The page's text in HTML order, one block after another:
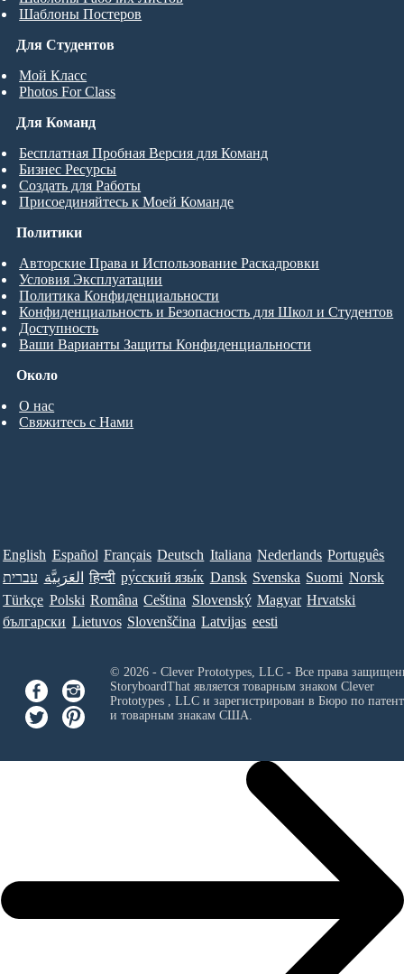
Для Студентов
Мой Класс
Photos For Class
Шаблоны Постеров
Для Команд
Бесплатная Пробная Версия для Команд
Бизнес Ресурсы
Создать для Работы
Присоединяйтесь к Моей Команде
Около
О нас
Свяжитесь с Нами
Политики
Авторские Права и Использование Раскадровки
Условия Эксплуатации
Политика Конфиденциальности
Конфиденциальность и Безопасность для Школ и Студентов
Доступность
Ваши Варианты Защиты Конфиденциальности
English Español Français Deutsch Italiana Nederlands Português
עברית العَرَبِيَّة हिन्दी ру́сский язы́к Dansk Svenska Suomi Norsk
Türkçe Polski Româna Ceština Slovenský Magyar Hrvatski
български Lietuvos Slovenščina Latvijas eesti
© 2026 - Clever Prototypes, LLC - Все права
StoryboardThat является товарным знаком Clever
Prototypes , LLCи зарегистрирован в Бюро по
и товарным знакам США.